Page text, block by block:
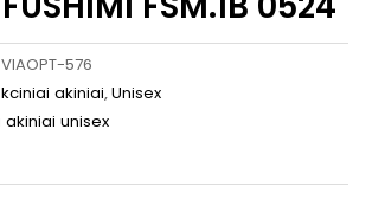
VIAOPT-576
akiniai,Unisex
unisex